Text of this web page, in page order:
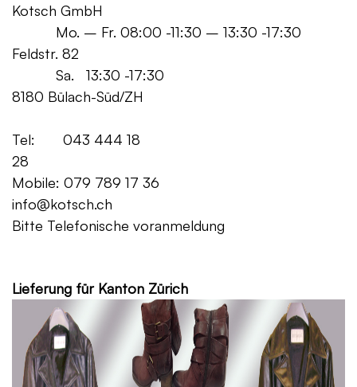
Kotsch GmbH
Mo. – Fr. 08:00 -11:30 – 13:30 -17:30
Feldstr. 82
Sa. 13:30 -17:30
8180 Bülach-Süd/ZH
Tel: 043 444 18
28
Mobile: 079 789 17 36
info@kotsch.ch
Bitte Telefonische voranmeldung
Lieferung für Kanton Zürich